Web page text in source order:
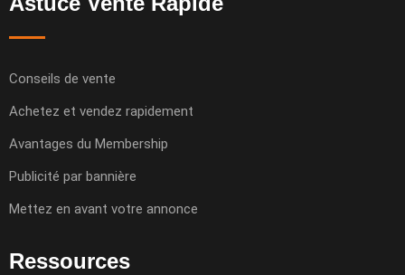
Conseils de vente
Achetez et vendez rapidement
Avantages du Membership
Publicité par bannière
Mettez en avant votre annonce
Ressources